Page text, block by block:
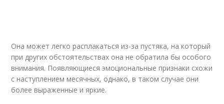
Она может легко расплакаться из-за пустяка, на который
при других обстоятельствах она не обратила бы особого
внимания. Появляющиеся эмоциональные признаки схожи
с наступлением месячных, однако, в таком случае они
более выраженные и яркие.